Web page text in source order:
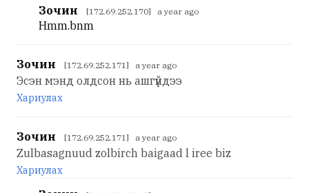
Зочин [172.69.252.170] a year ago
Hmm.bnm
Зочин [172.69.252.171] a year ago
Эсэн мэнд олдсон нь ашгүйдээ
Хариулах
Зочин [172.69.252.171] a year ago
Zulbasagnuud zolbirch baigaad l iree biz
Хариулах